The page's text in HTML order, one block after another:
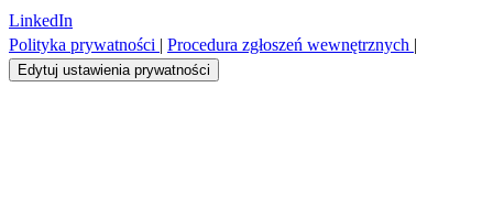
LinkedIn
Polityka prywatności | Procedura zgłoszeń wewnętrznych |
Edytuj ustawienia prywatności